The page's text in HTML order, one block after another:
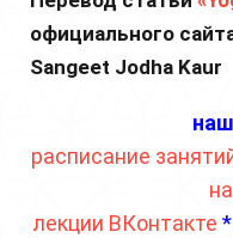
официального
Sangeet Jodha Kaur
расписание
лекции ВКонтакте *